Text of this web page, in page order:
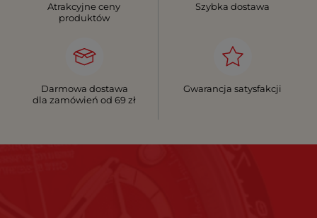
Atrakcyjne ceny
produktów
Szybka dostawa
Darmowa dostawa
dla zamówień od 69 zł
Gwarancja satysfakcji